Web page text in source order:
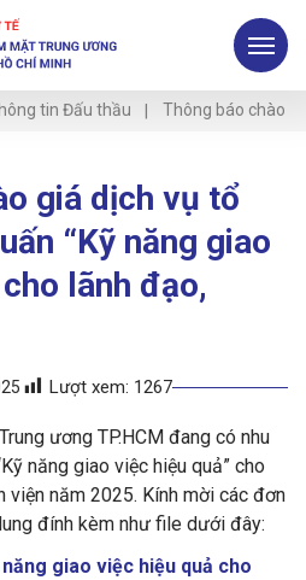
tin Đấu thầu Thông báo chào
giá dịch vụ tổ
“Kỹ năng giao
lãnh đạo,
Lượt xem: 1267
ương TP.HCM đang có nhu
năng giao việc hiệu quả” cho
viện năm 2025. Kính mời các đơn
đính kèm như file dưới đây:
giao việc hiệu quả cho